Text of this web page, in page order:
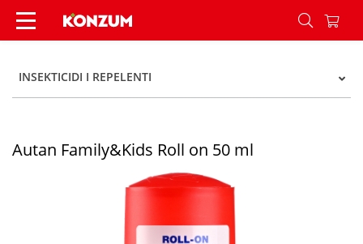
Autan Family&Kids Roll on 50 ml - Konzum
INSEKTICIDI I REPELENTI
Autan Family&Kids Roll on 50 ml